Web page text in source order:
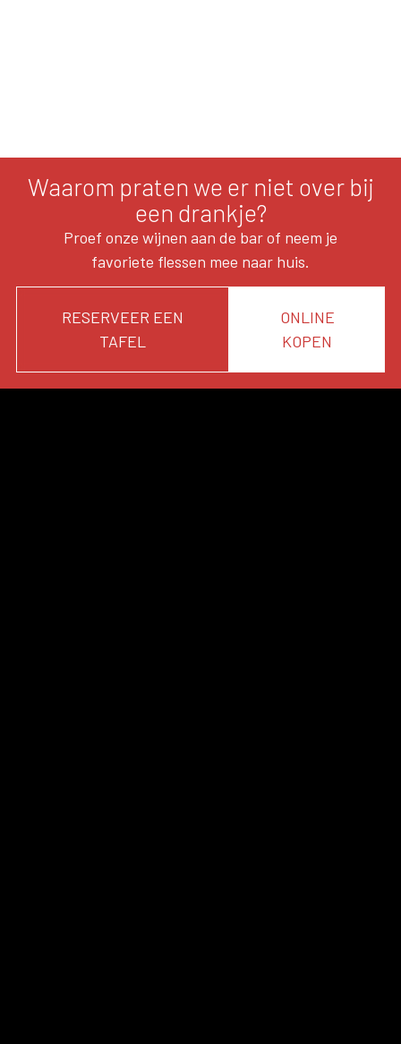
Waarom praten we er niet over bij
een drankje?
Proef onze wijnen aan de bar of neem je
favoriete flessen mee naar huis.
RESERVEER EEN
TAFEL
ONLINE
KOPEN